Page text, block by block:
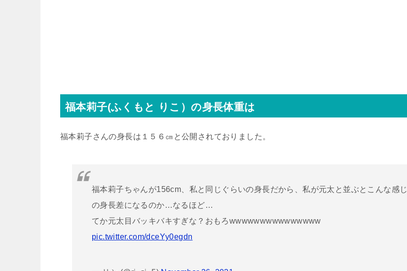
福本莉子(ふくもと りこ）の身長体重は
福本莉子さんの身長は１５６㎝と公開されておりました。
福本莉子ちゃんが156cm、私と同じぐらいの身長だから、私が元太と並ぶとこんな感じ
の身長差になるのか…なるほど…
てか元太目バッキバキすぎな？おもろwwwwwwwwwwwwwww
pic.twitter.com/dceYy0egdn